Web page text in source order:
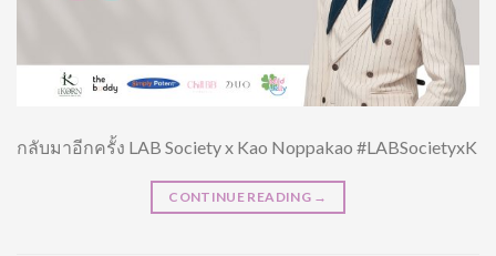
กลับมาอีกครั้ง LAB Society x Kao Noppakao #LABSocietyxK
CONTINUE READING →